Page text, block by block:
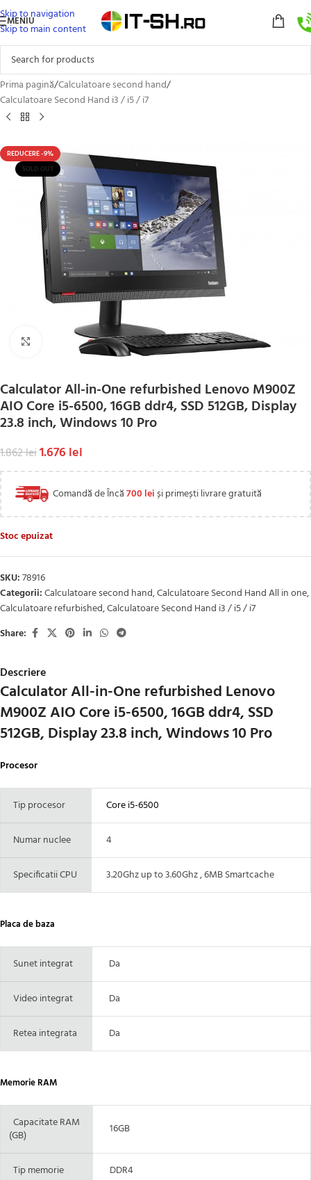
Skip to navigation
Skip to main content
MENIU
Prima pagină/Calculatoare second hand/
Calculatoare Second Hand i3 / i5 / i7
REDUCERE -9%
SOLD OUT
Click to enlarge
Calculator All-in-One refurbished Lenovo M900Z
AIO Core i5-6500, 16GB ddr4, SSD 512GB, Display
23.8 inch, Windows 10 Pro
1.862lei1.676 lei
Comandă de Încă700 leiși primești livrare gratuită
Stoc epuizat
SKU:78916
Categorii:Calculatoare second hand,Calculatoare Second Hand All in one,
Calculatoare refurbished,Calculatoare Second Hand i3 / i5 / i7
Share:
Descriere
Calculator All-in-One refurbished Lenovo
M900Z AIO Core i5-6500, 16GB ddr4, SSD
512GB, Display 23.8 inch, Windows 10 Pro
Procesor
Tip procesor Core i5-6500
Numar nuclee 4
Specificatii CPU 3.20Ghz up to 3.60Ghz , 6MB Smartcache
Placa de baza
Sunet integrat Da
Video integrat Da
Retea integrata Da
Memorie RAM
Capacitate RAM
(GB)
16GB
Tip memorie DDR4